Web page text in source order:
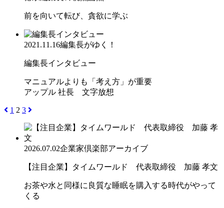
前を向いて転び、貪欲に学ぶ
2021.11.16編集長がゆく！
編集長インタビュー
マニュアルよりも「考え方」が重要
アップル 社長 文字放想
1 2 3
2026.07.02企業家倶楽部アーカイブ
【注目企業】タイムワールド 代表取締役 加藤 孝文
お茶や水と同様に良質な睡眠を購入する時代がやって
くる